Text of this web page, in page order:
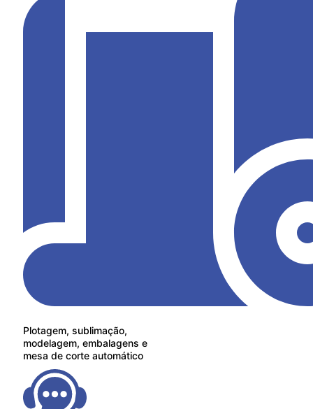
Plotagem, sublimação,
modelagem, embalagens e
mesa de corte automático